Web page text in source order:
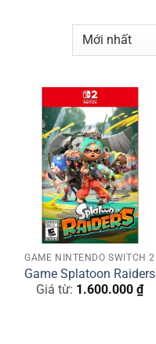
GAME NINTENDO SWITCH 2
Game Splatoon Raiders
Giá từ: 1.600.000 ₫